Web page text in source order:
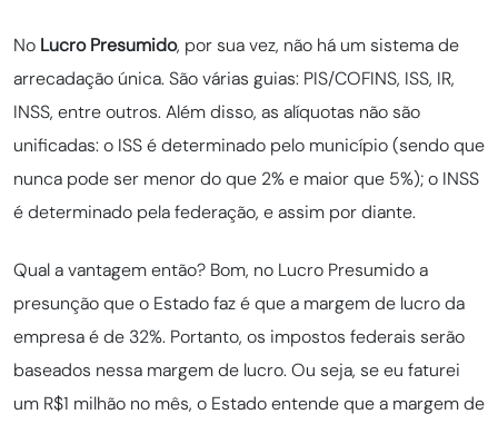
No Lucro Presumido, por sua vez, não há um sistema de
arrecadação única. São várias guias: PIS/COFINS, ISS, IR,
INSS, entre outros. Além disso, as alíquotas não são
unificadas: o ISS é determinado pelo município (sendo que
nunca pode ser menor do que 2% e maior que 5%); o INSS
é determinado pela federação, e assim por diante.
Qual a vantagem então? Bom, no Lucro Presumido a
presunção que o Estado faz é que a margem de lucro da
empresa é de 32%. Portanto, os impostos federais serão
baseados nessa margem de lucro. Ou seja, se eu faturei
um R$1 milhão no mês, o Estado entende que a margem de